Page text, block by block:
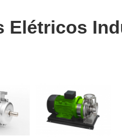
Siemens 810ga
Conserto
Conserto de Cnc Mcs
de Cnc Okuma
Conserto
Elétricos